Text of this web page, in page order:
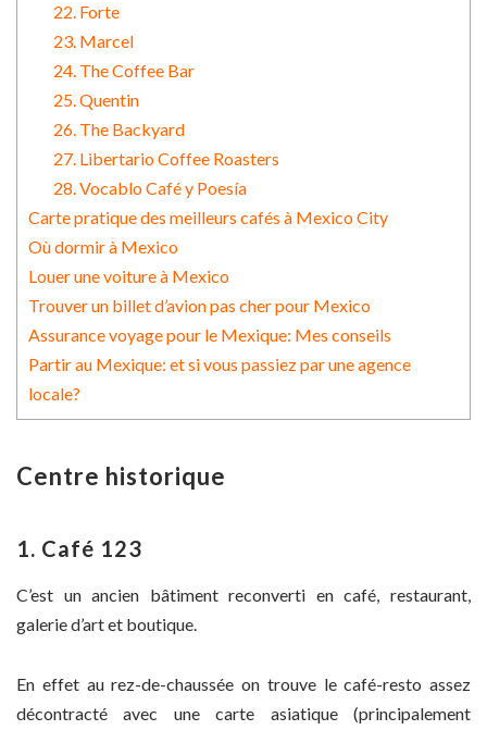
22. Forte
23. Marcel
24. The Coffee Bar
25. Quentin
26. The Backyard
27. Libertario Coffee Roasters
28. Vocablo Café y Poesía
Carte pratique des meilleurs cafés à Mexico City
Où dormir à Mexico
Louer une voiture à Mexico
Trouver un billet d’avion pas cher pour Mexico
Assurance voyage pour le Mexique: Mes conseils
Partir au Mexique: et si vous passiez par une agence
locale?
Centre historique
1. Café 123
C’est un ancien bâtiment reconverti en café, restaurant,
galerie d’art et boutique.
En effet au rez-de-chaussée on trouve le café-resto assez
décontracté avec une carte asiatique (principalement